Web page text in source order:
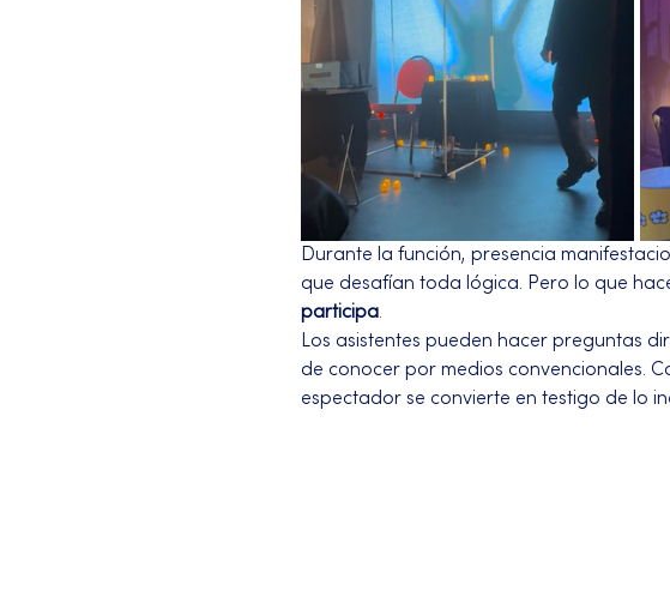
Durante la función, presencia
que desafían toda lógica. Pero lo que
participa.
Los asistentes pueden hacer preguntas
de conocer por medios convencionales.
espectador se convierte en testigo de lo